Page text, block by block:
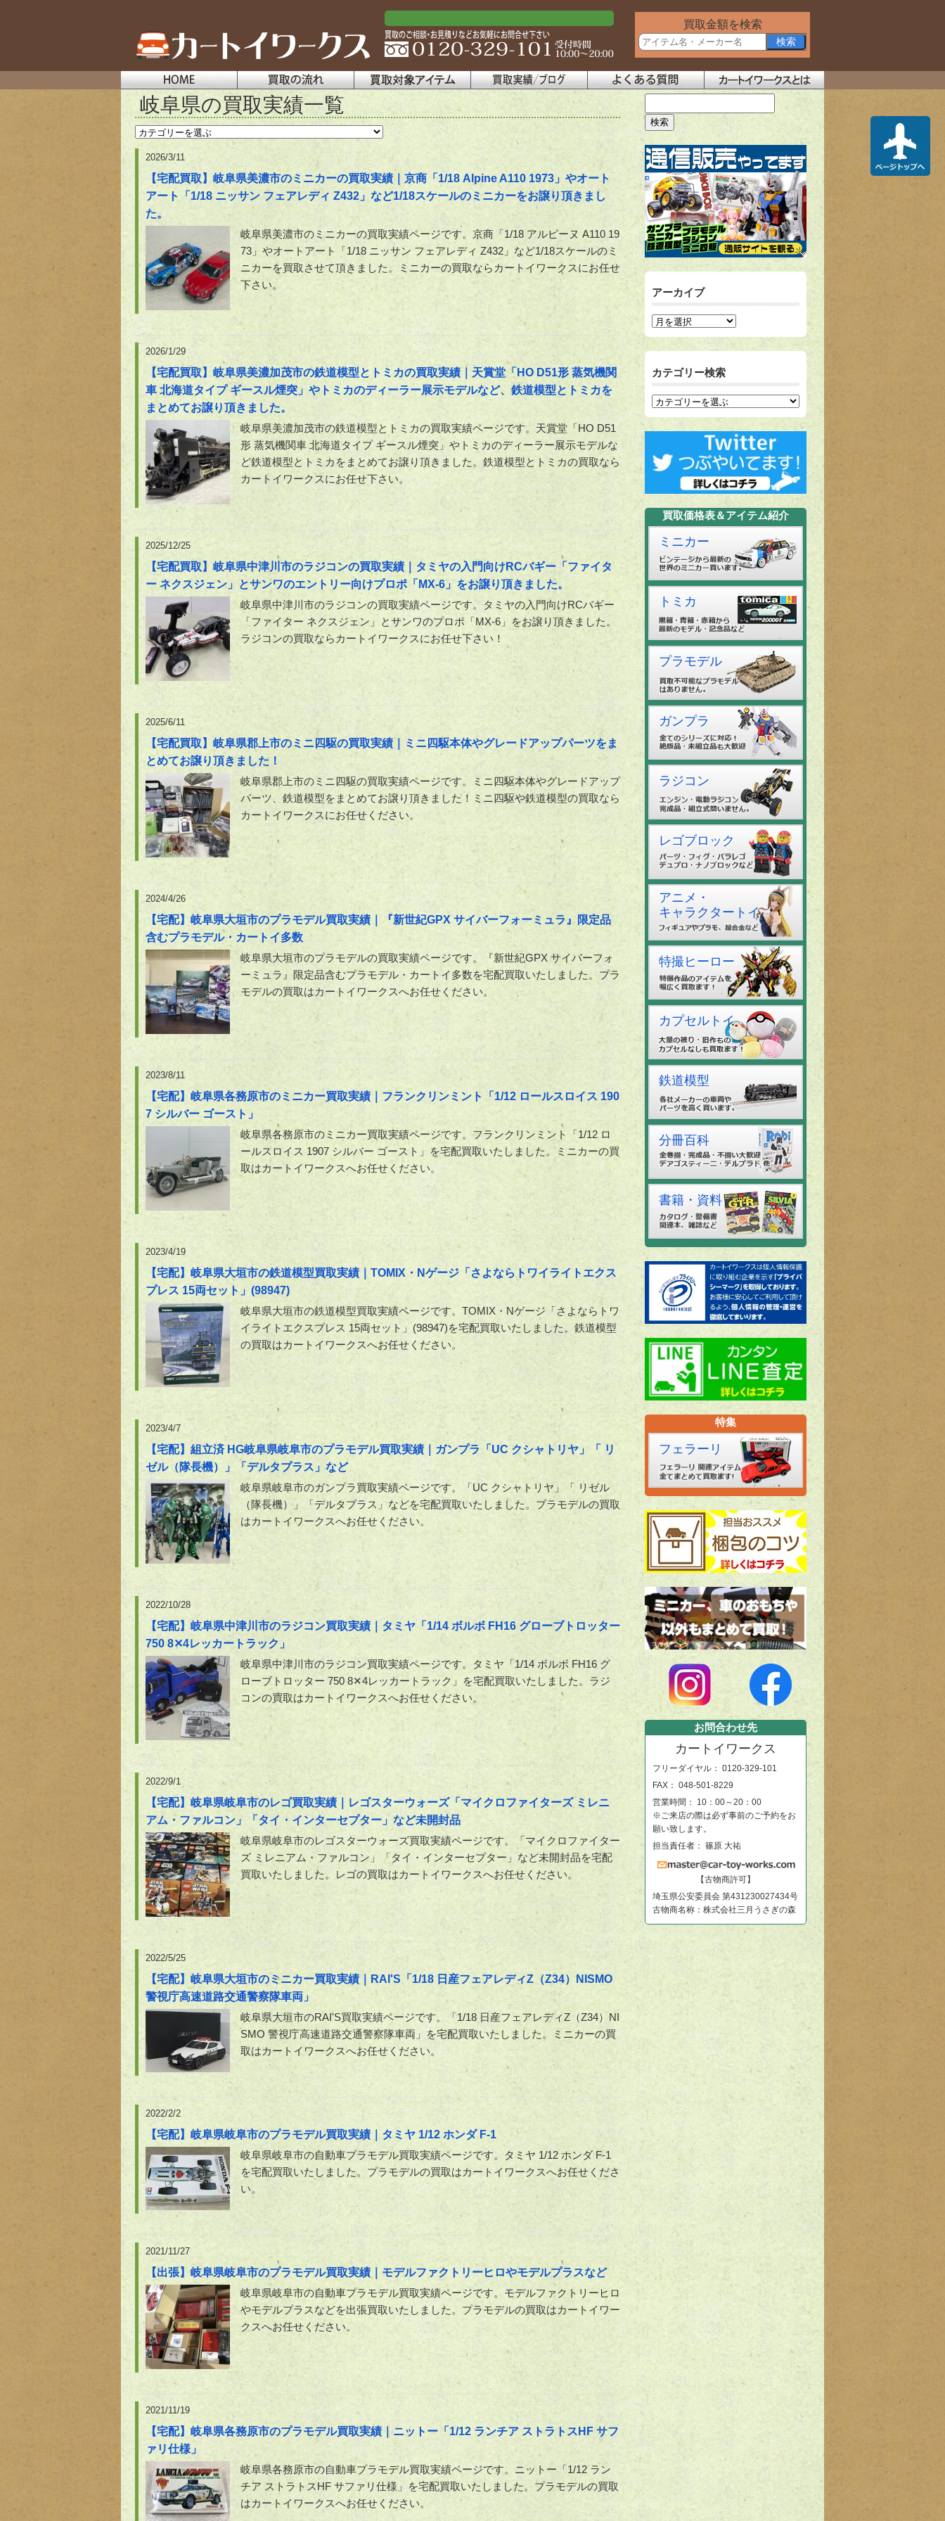
買取金額を検索
岐阜県の買取実績一覧
2026/3/11
【宅配買取】岐阜県美濃市のミニカーの買取実績｜京商「1/18 Alpine A110 1973」やオート
アート「1/18 ニッサン フェアレディ Z432」など1/18スケールのミニカーをお譲り頂きまし
た。
岐阜県美濃市のミニカーの買取実績ページです。京商「1/18 アルピーヌ A110 19
73」やオートアート「1/18 ニッサン フェアレディ Z432」など1/18スケールのミ
ニカーを買取させて頂きました。ミニカーの買取ならカートイワークスにお任せ
下さい。
2026/1/29
【宅配買取】岐阜県美濃加茂市の鉄道模型とトミカの買取実績｜天賞堂「HO D51形 蒸気機関
車 北海道タイプ ギースル煙突」やトミカのディーラー展示モデルなど、鉄道模型とトミカを
まとめてお譲り頂きました。
岐阜県美濃加茂市の鉄道模型とトミカの買取実績ページです。天賞堂「HO D51
形 蒸気機関車 北海道タイプ ギースル煙突」やトミカのディーラー展示モデルな
ど鉄道模型とトミカをまとめてお譲り頂きました。鉄道模型とトミカの買取なら
カートイワークスにお任せ下さい。
2025/12/25
【宅配買取】岐阜県中津川市のラジコンの買取実績｜タミヤの入門向けRCバギー「ファイタ
ー ネクスジェン」とサンワのエントリー向けプロポ「MX-6」をお譲り頂きました。
岐阜県中津川市のラジコンの買取実績ページです。タミヤの入門向けRCバギー
「ファイター ネクスジェン」とサンワのプロポ「MX-6」をお譲り頂きました。
ラジコンの買取ならカートイワークスにお任せ下さい！
2025/6/11
【宅配買取】岐阜県郡上市のミニ四駆の買取実績｜ミニ四駆本体やグレードアップパーツをま
とめてお譲り頂きました！
岐阜県郡上市のミニ四駆の買取実績ページです。ミニ四駆本体やグレードアップ
パーツ、鉄道模型をまとめてお譲り頂きました！ミニ四駆や鉄道模型の買取なら
カートイワークスにお任せください。
2024/4/26
【宅配】岐阜県大垣市のプラモデル買取実績｜『新世紀GPX サイバーフォーミュラ』限定品
含むプラモデル・カートイ多数
岐阜県大垣市のプラモデルの買取実績ページです。『新世紀GPX サイバーフォ
ーミュラ』限定品含むプラモデル・カートイ多数を宅配買取いたしました。プラ
モデルの買取はカートイワークスへお任せください。
2023/8/11
【宅配】岐阜県各務原市のミニカー買取実績｜フランクリンミント「1/12 ロールスロイス 190
7 シルバー ゴースト」
岐阜県各務原市のミニカー買取実績ページです。フランクリンミント「1/12 ロ
ールスロイス 1907 シルバー ゴースト」を宅配買取いたしました。ミニカーの買
取はカートイワークスへお任せください。
2023/4/19
【宅配】岐阜県大垣市の鉄道模型買取実績｜TOMIX・Nゲージ「さよならトワイライトエクス
プレス 15両セット」(98947)
岐阜県大垣市の鉄道模型買取実績ページです。TOMIX・Nゲージ「さよならトワ
イライトエクスプレス 15両セット」(98947)を宅配買取いたしました。鉄道模型
の買取はカートイワークスへお任せください。
2023/4/7
【宅配】組立済 HG岐阜県岐阜市のプラモデル買取実績｜ガンプラ「UC クシャトリヤ」「 リ
ゼル（隊長機）」「デルタプラス」など
岐阜県岐阜市のガンプラ買取実績ページです。「UC クシャトリヤ」「 リゼル
（隊長機）」「デルタプラス」などを宅配買取いたしました。プラモデルの買取
はカートイワークスへお任せください。
2022/10/28
【宅配】岐阜県中津川市のラジコン買取実績｜タミヤ「1/14 ボルボ FH16 グローブトロッター
750 8✕4レッカートラック」
岐阜県中津川市のラジコン買取実績ページです。タミヤ「1/14 ボルボ FH16 グ
ローブトロッター 750 8✕4レッカートラック」を宅配買取いたしました。ラジ
コンの買取はカートイワークスへお任せください。
2022/9/1
【宅配】岐阜県岐阜市のレゴ買取実績｜レゴスターウォーズ「マイクロファイターズ ミレニ
アム・ファルコン」「タイ・インターセプター」など未開封品
岐阜県岐阜市のレゴスターウォーズ買取実績ページです。「マイクロファイター
ズ ミレニアム・ファルコン」「タイ・インターセプター」など未開封品を宅配
買取いたしました。レゴの買取はカートイワークスへお任せください。
2022/5/25
【宅配】岐阜県大垣市のミニカー買取実績｜RAI'S「1/18 日産フェアレディZ（Z34）NISMO
警視庁高速道路交通警察隊車両」
岐阜県大垣市のRAI'S買取実績ページです。「1/18 日産フェアレディZ（Z34）NI
SMO 警視庁高速道路交通警察隊車両」を宅配買取いたしました。ミニカーの買
取はカートイワークスへお任せください。
2022/2/2
【宅配】岐阜県岐阜市のプラモデル買取実績｜タミヤ 1/12 ホンダ F-1
岐阜県岐阜市の自動車プラモデル買取実績ページです。タミヤ 1/12 ホンダ F-1
を宅配買取いたしました。プラモデルの買取はカートイワークスへお任せくださ
い。
2021/11/27
【出張】岐阜県岐阜市のプラモデル買取実績｜モデルファクトリーヒロやモデルプラスなど
岐阜県岐阜市の自動車プラモデル買取実績ページです。モデルファクトリーヒロ
やモデルプラスなどを出張買取いたしました。プラモデルの買取はカートイワー
クスへお任せください。
2021/11/19
【宅配】岐阜県各務原市のプラモデル買取実績｜ニットー「1/12 ランチア ストラトスHF サフ
ァリ仕様」
岐阜県各務原市の自動車プラモデル買取実績ページです。ニットー「1/12 ラン
チア ストラトスHF サファリ仕様」を宅配買取いたしました。プラモデルの買取
はカートイワークスへお任せください。
アーカイブ
カテゴリー検索
買取価格表＆アイテム紹介
ミニカー
トミカ
プラモデル
ガンプラ
ラジコン
レゴブロック
アニメ・
キャラクタートイ
特撮ヒーロー
カプセルトイ
鉄道模型
分冊百科
書籍・資料
特集
フェラーリ
お問合わせ先
カートイワークス
フリーダイヤル： 0120-329-101
FAX： 048-501-8229
営業時間： 10：00～20：00
※ご来店の際は必ず事前のご予約をお
願い致します。
担当責任者： 篠原 大祐
【古物商許可】
埼玉県公安委員会 第431230027434号
古物商名称：株式会社三月うさぎの森